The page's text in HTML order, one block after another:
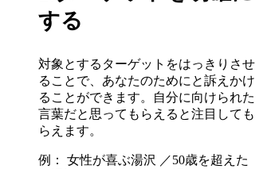
する
対象とするターゲットをはっきりさせ
ることで、あなたのためにと訴えかけ
ることができます。自分に向けられた
言葉だと思ってもらえると注目しても
らえます。
例： 女性が喜ぶ湯沢 ／50歳を超えた